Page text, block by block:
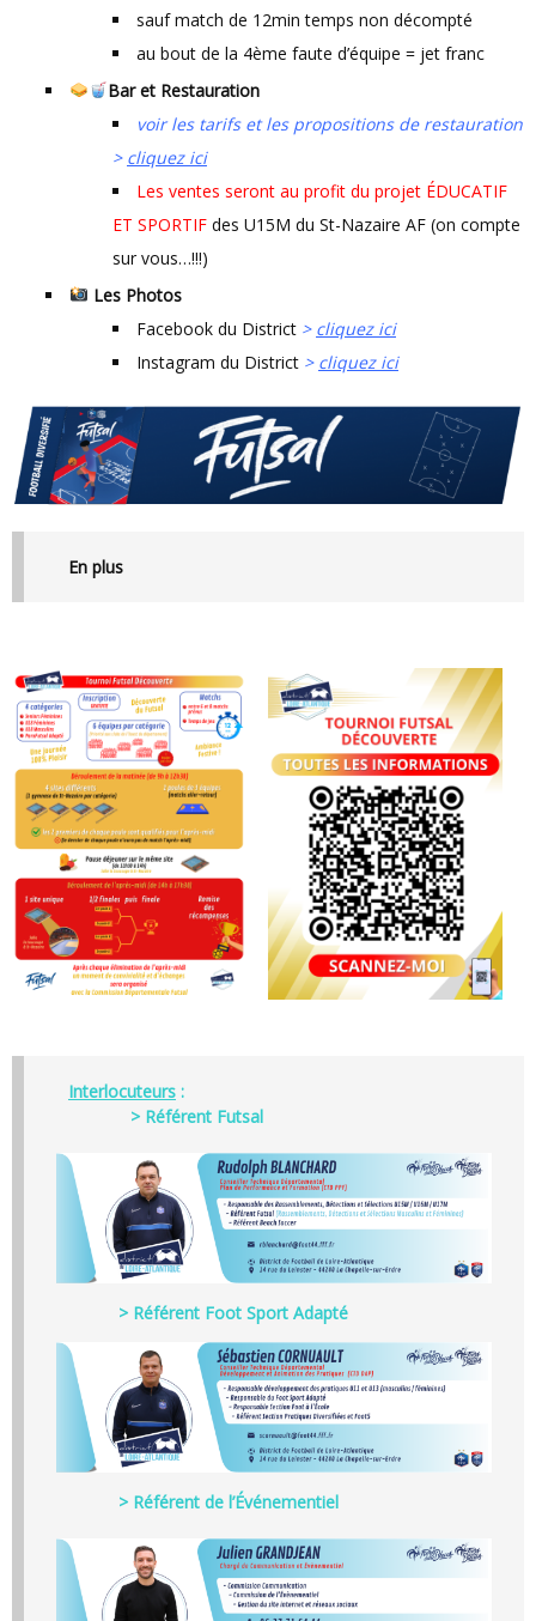
sauf match de 12min temps non décompté
au bout de la 4ème faute d’équipe = jet franc
Bar et Restauration
voir les tarifs et les propositions de restauration
> cliquez ici
Les ventes seront au profit du projet ÉDUCATIF
ET SPORTIF des U15M du St-Nazaire AF (on compte
sur vous…!!!)
Les Photos
Facebook du District > cliquez ici
Instagram du District > cliquez ici
En plus
Interlocuteurs :
> Référent Futsal
> Référent Foot Sport Adapté
> Référent de l’Événementiel